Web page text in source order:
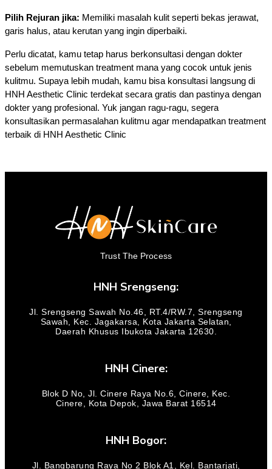
Pilih Rejuran jika: Memiliki masalah kulit seperti bekas jerawat,
garis halus, atau kerutan yang ingin diperbaiki.
Perlu dicatat, kamu tetap harus berkonsultasi dengan dokter
sebelum memutuskan treatment mana yang cocok untuk jenis
kulitmu. Supaya lebih mudah, kamu bisa konsultasi langsung di
HNH Aesthetic Clinic terdekat secara gratis dan pastinya dengan
dokter yang profesional. Yuk jangan ragu-ragu, segera
konsultasikan permasalahan kulitmu agar mendapatkan treatment
terbaik di HNH Aesthetic Clinic
Trust The Process
HNH Srengseng:
Jl. Srengseng Sawah No.46, RT.4/RW.7, Srengseng
Sawah, Kec. Jagakarsa, Kota Jakarta Selatan,
Daerah Khusus Ibukota Jakarta 12630.
HNH Cinere:
Blok D No, Jl. Cinere Raya No.6, Cinere, Kec.
Cinere, Kota Depok, Jawa Barat 16514
HNH Bogor:
Jl. Bangbarung Raya No 2 Blok A1, Kel. Bantarjati,